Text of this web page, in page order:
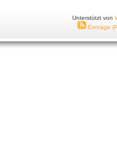
Unterstützt von
Einträge